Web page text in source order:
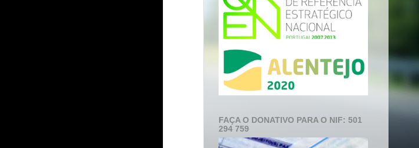
FAÇA O DONATIVO PARA O NIF: 501
294 759